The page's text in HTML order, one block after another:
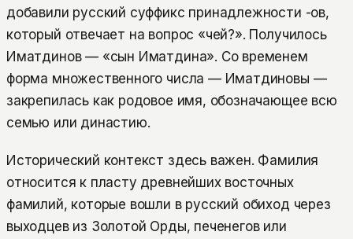
добавили русский суффикс принадлежности -ов,
который отвечает на вопрос «чей?». Получилось
Иматдинов — «сын Иматдина». Со временем
форма множественного числа — Иматдиновы —
закрепилась как родовое имя, обозначающее всю
семью или династию.
Исторический контекст здесь важен. Фамилия
относится к пласту древнейших восточных
фамилий, которые вошли в русский обиход через
выходцев из Золотой Орды, печенегов или